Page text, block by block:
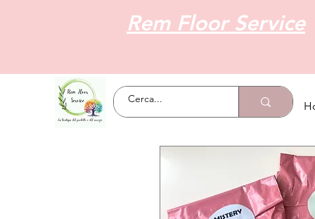
Rem Floor Service